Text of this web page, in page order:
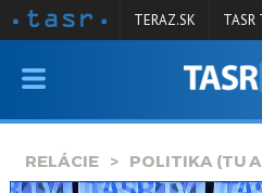
VYSIELANIE
SPRAVODAJSTVO
TERAZ.SK TASR
RELÁCIE POLITIKA (TU